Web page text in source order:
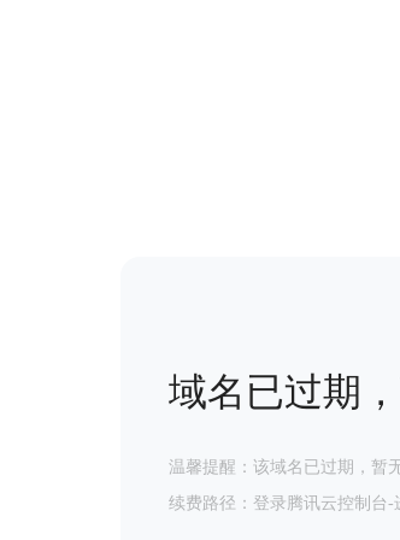
域名已过期
温馨提醒：该域名已过期，暂
续费路径：登录腾讯云控制台